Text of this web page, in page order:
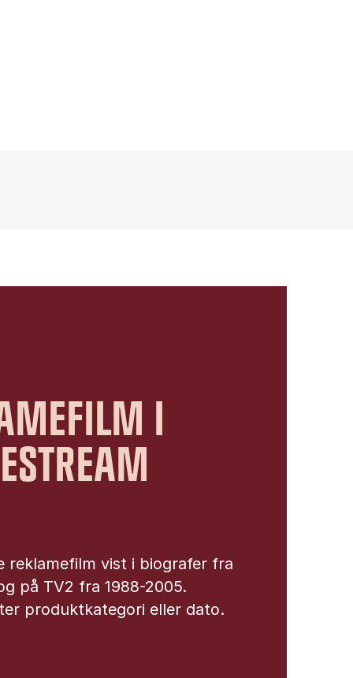
I
reklamefilm vist i biografer fra
på TV2 fra 1988-2005.
produktkategori eller dato.